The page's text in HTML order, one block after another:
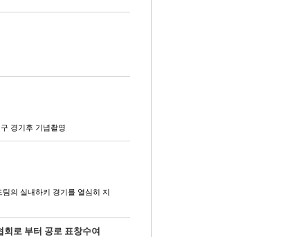
경기후 기념촬영
의 실내하키 경기를 열심히 지
로 부터 공로 표창수여